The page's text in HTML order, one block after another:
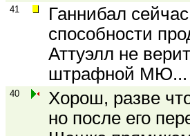
41
Ганнибал
способности
Аттуэлл не
штрафной МЮ...
40
Хорош, разве
но после его